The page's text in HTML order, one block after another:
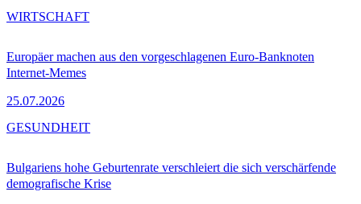
Europäer machen aus den vorgeschlagenen Euro-Banknoten
Internet-Memes
25.07.2026
WIRTSCHAFT
Bulgariens hohe Geburtenrate verschleiert die sich verschärfende
demografische Krise
GESUNDHEIT